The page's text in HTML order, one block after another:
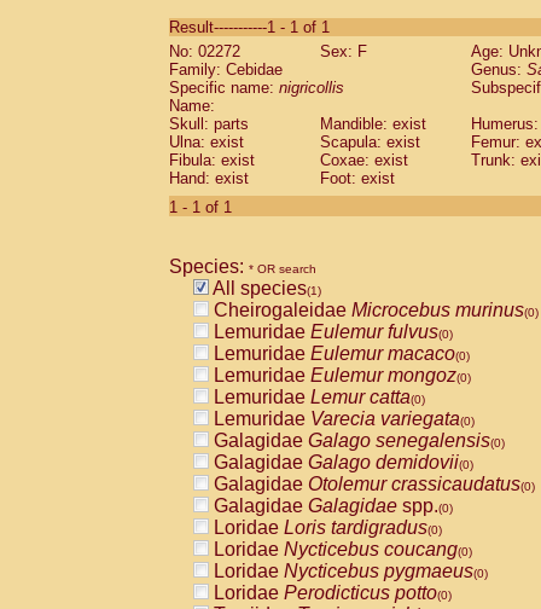
CebidaeSaguinus labiatus(0)
Cebidae Saguinus leucopus (0)
Cebidae
CebidaeSaguinus mystax
Cebidae Saguinus nigricollis (1)
Cebidae Saguinus oedipus
Cebidae Saguinus weddelli
Cebidae Saguinusspp.
Cebidae
CebidaeCebus capucinus
CebidaeCebus nigrivittatus
CebidaeCebus spp.(0)
CebidaeSaimiri boliviensis(0)
CebidaeSaimiri sciureus(0)
AtelidaeAlouatta caraya(0)
AtelidaeAlouatta fusca(0)
AtelidaeAlouatta seniculus(0)
AtelidaeAlouattaspp.(0)
AtelidaeAteles belzebuth(0)
AtelidaeAteles geoffroyi(0)
AtelidaeAteles paniscus(0)
AtelidaeAtelesspp.(0)
AtelidaeLagothrix lagothricha(0)
AtelidaeLagothrix lagothricha cana
PitheciidaeCacajao calvus
Result-----------1 - 1 of 1
No: 02272
Sex: F
Age:
Family: Cebidae
Genus:
Specific name: nigricollis
Name:
Skull: parts
Mandible: exist
Ulna: exist
Scapula: exist
Femur:
Fibula: exist
Coxae: exist
Trunk:
Hand: exist
Foot: exist
1 - 1 of 1
Species: * OR search
All species(1)
Cheirogaleidae Microcebus murinus(0)
Lemuridae Eulemur fulvus(0)
Lemuridae Eulemur macaco(0)
Lemuridae Eulemur mongoz(0)
Lemuridae Lemur catta(0)
Lemuridae Varecia variegata(0)
Galagidae Galago senegalensis(0)
Galagidae Galago demidovii(0)
Galagidae Otolemur crassicaudatus(0)
Galagidae Galagidae spp.(0)
Loridae Loris tardigradus(0)
Loridae Nycticebus coucang(0)
Loridae Nycticebus pygmaeus(0)
Loridae Perodicticus potto(0)